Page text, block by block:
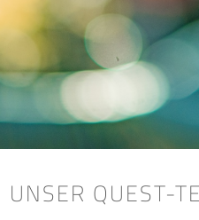
UNSER QUEST-